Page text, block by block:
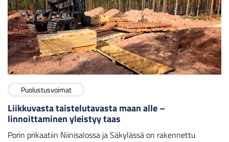
Puolustusvoimat
Liikkuvasta taistelutavasta maan alle –
linnoittaminen yleistyy taas
Porin prikaatiin Niinisalossa ja Säkylässä on rakennettu